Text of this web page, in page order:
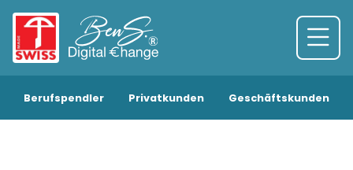
Berufspendler Privatkunden Geschäftskunden